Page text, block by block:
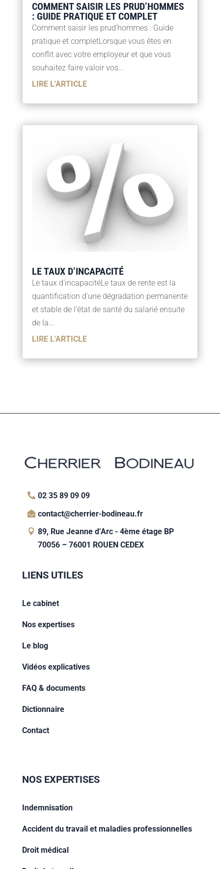
COMMENT SAISIR LES PRUD’HOMMES
: GUIDE PRATIQUE ET COMPLET
Comment saisir les prud’hommes : Guide
pratique et completLorsque vous êtes en
conflit avec votre employeur et que vous
souhaitez faire valoir vos...
LIRE L'ARTICLE
LE TAUX D’INCAPACITÉ
Le taux d'incapacitéLe taux de rente est la
quantification d’une dégradation permanente
et stable de l’état de santé du salarié ensuite
de la...
LIRE L'ARTICLE
02 35 89 09 09
contact@cherrier-bodineau.fr
89, Rue Jeanne d’Arc - 4ème étage BP
70056 – 76001 ROUEN CEDEX
LIENS UTILES
Le cabinet
Nos expertises
Le blog
Vidéos explicatives
FAQ & documents
Dictionnaire
Contact
NOS EXPERTISES
Indemnisation
Accident du travail et maladies professionnelles
Droit médical